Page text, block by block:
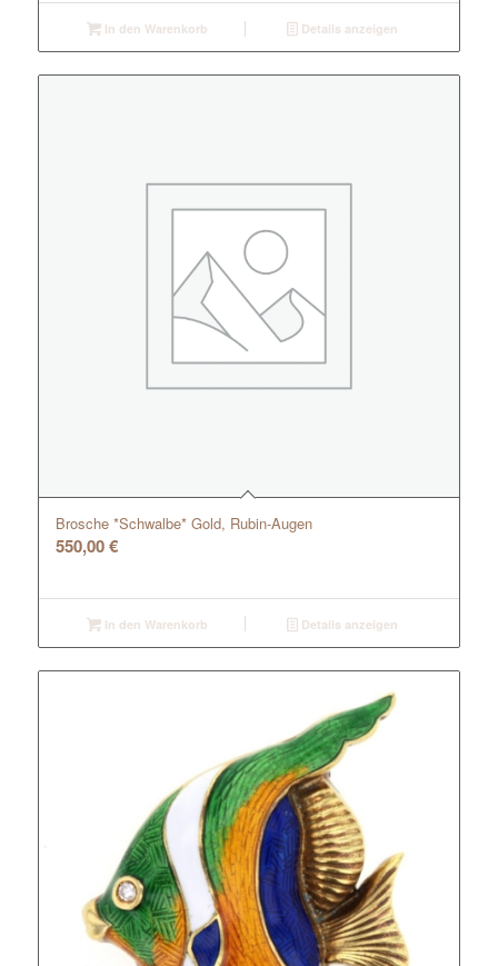
In den Warenkorb Details anzeigen
Brosche *Schwalbe* Gold, Rubin-Augen
550,00€
In den Warenkorb Details anzeigen